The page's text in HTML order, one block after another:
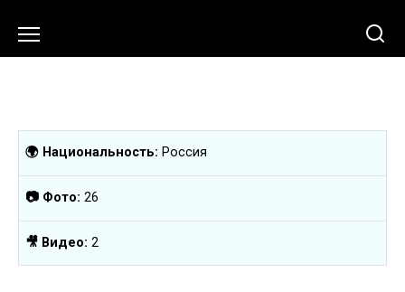
содержанию
🌍 Национальность: Россия
📷 Фото:26
🎥 Видео:2